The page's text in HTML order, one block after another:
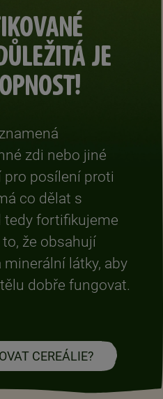
JE
zdi nebo jiné
pro posílení proti
co dělat s
tedy fortifikujeme
že obsahují
látky, aby
dobře fungovat.
CEREÁLIE?